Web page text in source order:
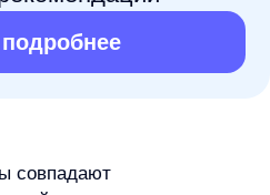
покупатель
а не «как
работа